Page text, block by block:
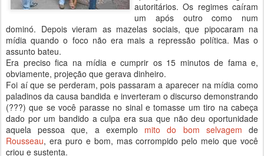
autoritários. Os regimes caíram
um após outro como num
dominó. Depois vieram as mazelas sociais, que pipocaram na
mídia quando o foco não era mais a repressão política. Mas o
assunto bateu.
Era preciso fica na mídia e cumprir os 15 minutos de fama e,
obviamente, projeção que gerava dinheiro.
Foi aí que se perderam, pois passaram a aparecer na mídia como
paladinos da causa bandida e inverteram o discurso demonstrando
(???) que se você parasse no sinal e tomasse um tiro na cabeça
dado por um bandido a culpa era sua que não deu oportunidade
aquela pessoa que, a exemplo mito do bom selvagem de
Rousseau, era puro e bom, mas corrompido pelo meio que você
criou e sustenta.